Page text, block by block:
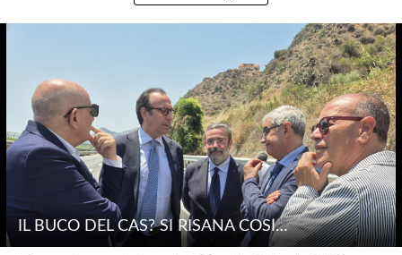
IL BUCO DEL CAS? SI RISANA COSÌ…